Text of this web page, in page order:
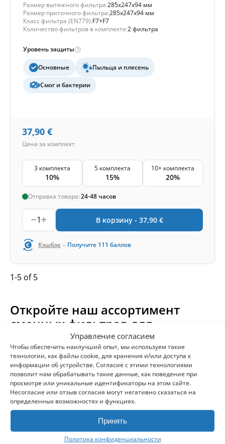
Управление согласием
Чтобы обеспечить наилучший опыт, мы используем такие
технологии, как файлы cookie, для хранения и/или доступа к
информации об устройстве. Согласие с этими технологиями
позволит нам обрабатывать такие данные, как поведение при
просмотре или уникальные идентификаторы на этом сайте.
Несогласие или отзыв согласия могут негативно сказаться на
определенных возможностях и функциях.
Принять
Политика конфиденциальности
Размер вытяжного фильтра:285x247x94 мм
Размер приточного фильтра:285x247x94 мм
Класс фильтра (EN779):F7+F7
Количество фильтров в комплекте:2 фильтра
Уровень защиты
Основные Пыльца и плесень
Смог и бактерии
37,90 €
Цена за комплект
3 комплекта
10%
5 комплекта
15%
10+ комплекта
20%
Отправка товара:24-48 часов
1 В корзину - 37,90 €
Кэшбэк - Получите 111 баллов
1-5 of 5
Откройте наш ассортимент
сменных фильтров для
рекуператоров Ensy — всё
производство только в ЕС!
Мы предлагаем высокоэффективные наборы
фильтровF7 (ISO ePM1 55%), разработанные для
защиты вашей системы и улучшения качества
воздуха в помещении.
Все варианты прошли контроль качества и
полностью совместимы с рекуператорами Ensy.